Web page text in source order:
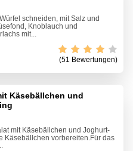
schneiden, mit Salz und
Knoblauch und
mit...
(51 Bewertungen)
Käsebällchen und
mit Käsebällchen und Joghurt-
Käsebällchen vorbereiten.Für das